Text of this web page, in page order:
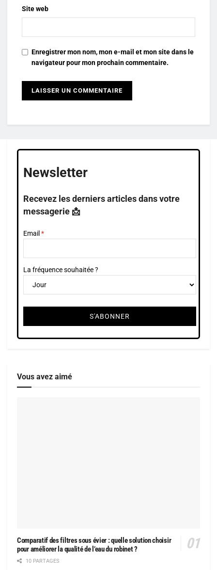
Site web
Enregistrer mon nom, mon e-mail et mon site dans le
navigateur pour mon prochain commentaire.
Newsletter
Recevez les derniers articles dans votre
messagerie 📩
Email
La fréquence souhaitée ?
Vous avez aimé
Comparatif des filtres sous évier : quelle solution choisir
pour améliorer la qualité de l’eau du robinet ?
10 PARTAGES